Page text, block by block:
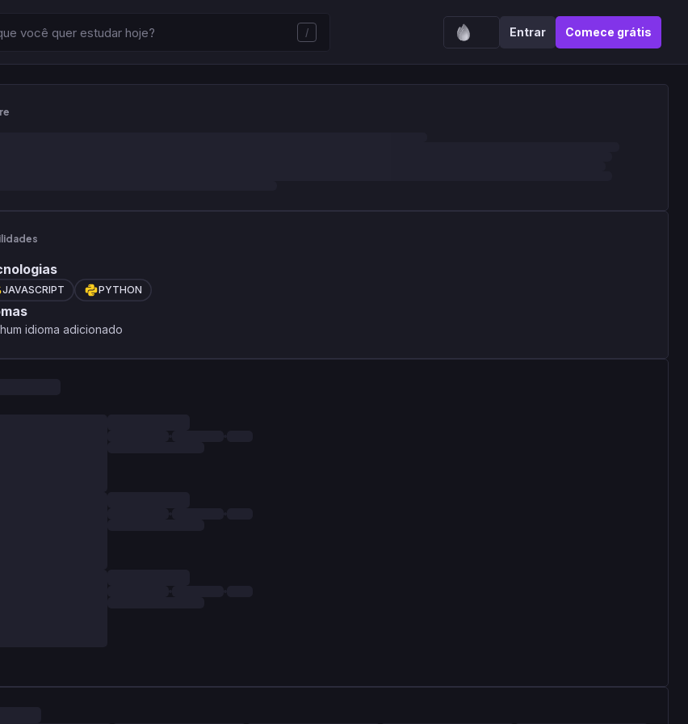
/ Entrar Comece grátis
JAVASCRIPT PYTHON
idioma adicionado